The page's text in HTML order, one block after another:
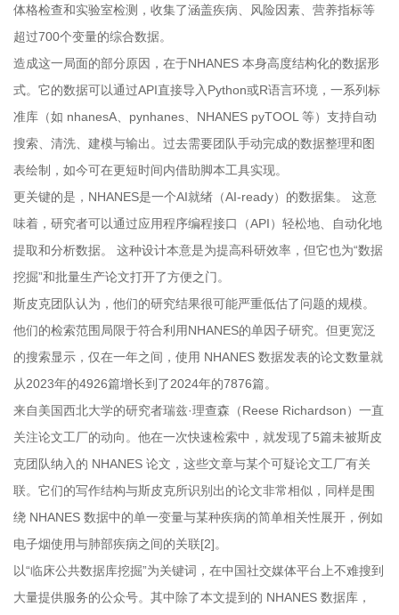
体格检查和实验室检测，收集了涵盖疾病、风险因素、营养指标等
超过700个变量的综合数据。
造成这一局面的部分原因，在于NHANES 本身高度结构化的数据形
式。它的数据可以通过API直接导入Python或R语言环境，一系列标
准库（如 nhanesA、pynhanes、NHANES pyTOOL 等）支持自动
搜索、清洗、建模与输出。过去需要团队手动完成的数据整理和图
表绘制，如今可在更短时间内借助脚本工具实现。
更关键的是，NHANES是一个AI就绪（AI-ready）的数据集。 这意
味着，研究者可以通过应用程序编程接口（API）轻松地、自动化地
提取和分析数据。 这种设计本意是为提高科研效率，但它也为“数据
挖掘”和批量生产论文打开了方便之门。
斯皮克团队认为，他们的研究结果很可能严重低估了问题的规模。
他们的检索范围局限于符合利用NHANES的单因子研究。但更宽泛
的搜索显示，仅在一年之间，使用 NHANES 数据发表的论文数量就
从2023年的4926篇增长到了2024年的7876篇。
来自美国西北大学的研究者瑞兹·理查森（Reese Richardson）一直
关注论文工厂的动向。他在一次快速检索中，就发现了5篇未被斯皮
克团队纳入的 NHANES 论文，这些文章与某个可疑论文工厂有关
联。它们的写作结构与斯皮克所识别出的论文非常相似，同样是围
绕 NHANES 数据中的单一变量与某种疾病的简单相关性展开，例如
电子烟使用与肺部疾病之间的关联[2]。
以“临床公共数据库挖掘”为关键词，在中国社交媒体平台上不难搜到
大量提供服务的公众号。其中除了本文提到的 NHANES 数据库，